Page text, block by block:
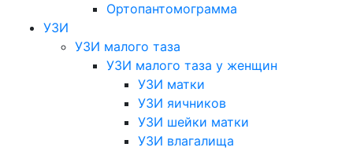
Ортопантомограмма
УЗИ
УЗИ малого таза
УЗИ малого таза у женщин
УЗИ матки
УЗИ яичников
УЗИ шейки матки
УЗИ влагалища